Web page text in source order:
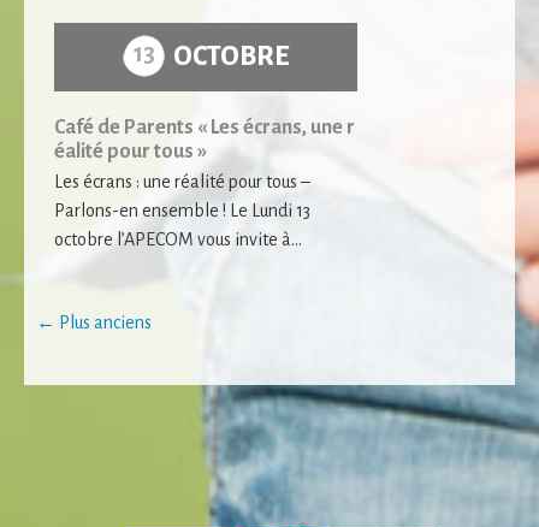
13 OCTOBRE
Café de Parents « Les écrans, une r
éalité pour tous »
Les écrans : une réalité pour tous –
Parlons-en ensemble ! Le Lundi 13
octobre l’APECOM vous invite à...
Posts
navigation
← Plus anciens